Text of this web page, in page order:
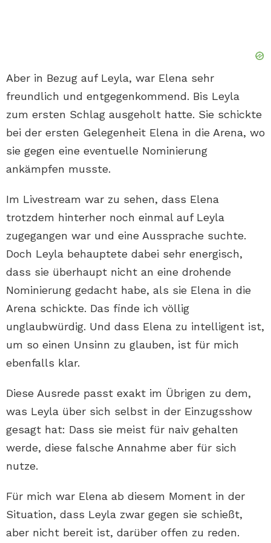
Aber in Bezug auf Leyla, war Elena sehr
freundlich und entgegenkommend. Bis Leyla
zum ersten Schlag ausgeholt hatte. Sie schickte
bei der ersten Gelegenheit Elena in die Arena, wo
sie gegen eine eventuelle Nominierung
ankämpfen musste.
Im Livestream war zu sehen, dass Elena
trotzdem hinterher noch einmal auf Leyla
zugegangen war und eine Aussprache suchte.
Doch Leyla behauptete dabei sehr energisch,
dass sie überhaupt nicht an eine drohende
Nominierung gedacht habe, als sie Elena in die
Arena schickte. Das finde ich völlig
unglaubwürdig. Und dass Elena zu intelligent ist,
um so einen Unsinn zu glauben, ist für mich
ebenfalls klar.
Diese Ausrede passt exakt im Übrigen zu dem,
was Leyla über sich selbst in der Einzugsshow
gesagt hat: Dass sie meist für naiv gehalten
werde, diese falsche Annahme aber für sich
nutze.
Für mich war Elena ab diesem Moment in der
Situation, dass Leyla zwar gegen sie schießt,
aber nicht bereit ist, darüber offen zu reden.